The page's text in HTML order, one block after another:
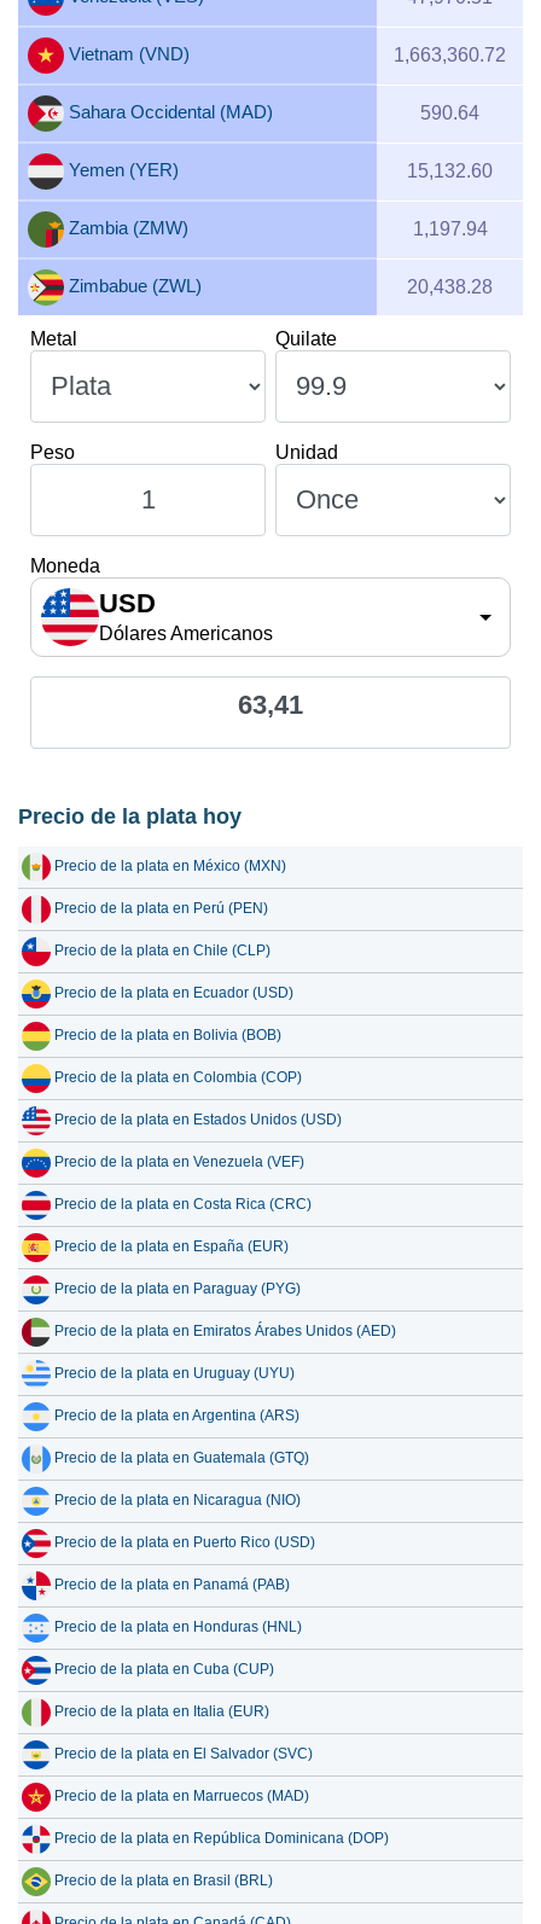
Vietnam (VND) 1,663,360.72
Sahara Occidental (MAD) 590.64
Yemen (YER) 15,132.60
Zambia (ZMW) 1,197.94
Zimbabue (ZWL) 20,438.28
Metal Quilate
Peso Unidad
Moneda
USD
Dólares Americanos
63,41
Precio de la plata hoy
Precio de la plata en México (MXN)
Precio de la plata en Perú (PEN)
Precio de la plata en Chile (CLP)
Precio de la plata en Ecuador (USD)
Precio de la plata en Bolivia (BOB)
Precio de la plata en Colombia (COP)
Precio de la plata en Estados Unidos (USD)
Precio de la plata en Venezuela (VEF)
Precio de la plata en Costa Rica (CRC)
Precio de la plata en España (EUR)
Precio de la plata en Paraguay (PYG)
Precio de la plata en Emiratos Árabes Unidos (AED)
Precio de la plata en Uruguay (UYU)
Precio de la plata en Argentina (ARS)
Precio de la plata en Guatemala (GTQ)
Precio de la plata en Nicaragua (NIO)
Precio de la plata en Puerto Rico (USD)
Precio de la plata en Panamá (PAB)
Precio de la plata en Honduras (HNL)
Precio de la plata en Cuba (CUP)
Precio de la plata en Italia (EUR)
Precio de la plata en El Salvador (SVC)
Precio de la plata en Marruecos (MAD)
Precio de la plata en República Dominicana (DOP)
Precio de la plata en Brasil (BRL)